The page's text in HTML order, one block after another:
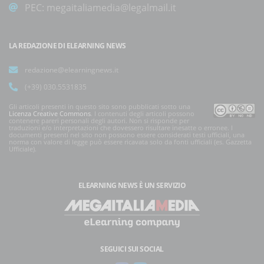
PEC: megaitaliamedia@legalmail.it
LA REDAZIONE DI ELEARNING NEWS
redazione@elearningnews.it
(+39) 030.5531835
Gli articoli presenti in questo sito sono pubblicati sotto una
Licenza Creative Commons. I contenuti degli articoli possono
contenere pareri personali degli autori. Non si risponde per
traduzioni e/o interpretazioni che dovessero risultare inesatte o erronee. I
documenti presenti nel sito non possono essere considerati testi ufficiali, una
norma con valore di legge può essere ricavata solo da fonti ufficiali (es. Gazzetta
Ufficiale).
ELEARNING NEWS È UN SERVIZIO
SEGUICI SUI SOCIAL